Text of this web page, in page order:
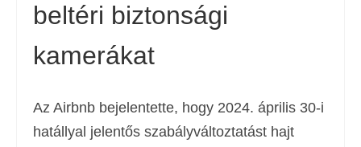
beltéri biztonsági
kamerákat
Az Airbnb bejelentette, hogy 2024. április 30-i
hatállyal jelentős szabályváltoztatást hajt